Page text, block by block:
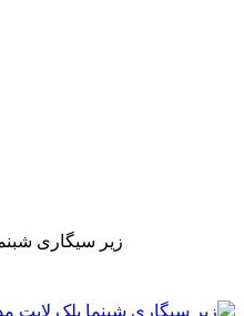
زیر سیگاری